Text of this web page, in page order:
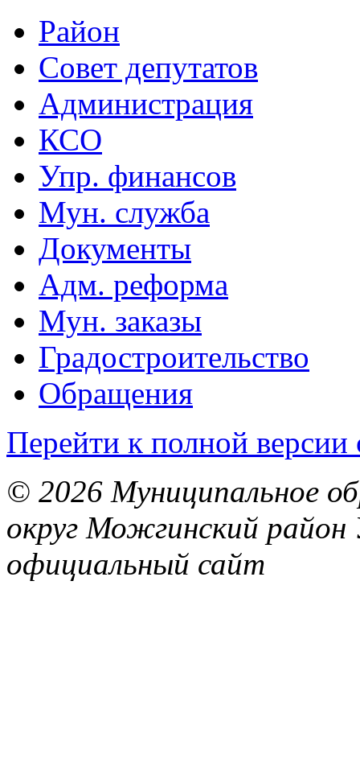
Район
Совет депутатов
Администрация
КСО
Упр. финансов
Мун. служба
Документы
Адм. реформа
Мун. заказы
Градостроительство
Обращения
Перейти к полной версии
© 2026 Муниципальное
округ Можгинский район
официальный сайт